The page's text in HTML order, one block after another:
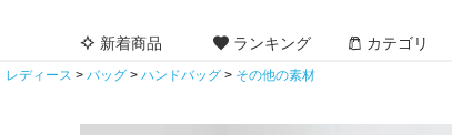
新着商品 ランキング カテゴリ
レディース バッグ ハンドバッグ その他の素材